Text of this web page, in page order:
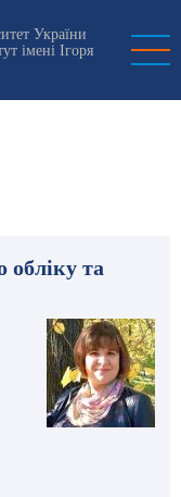
України
імені Ігоря
обліку та